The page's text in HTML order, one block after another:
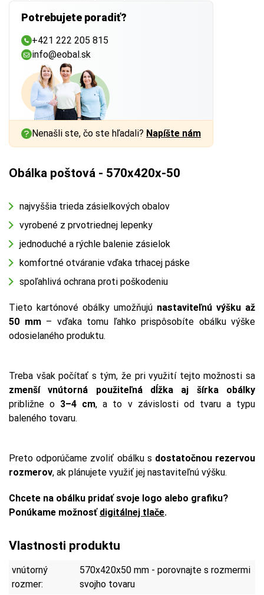
Potrebujete poradiť?
+421 222 205 815
info@eobal.sk
Nenašli ste, čo ste hľadali? Napíšte nám
Obálka poštová - 570x420x-50
najvyššia trieda zásielkových obalov
vyrobené z prvotriednej lepenky
jednoduché a rýchle balenie zásielok
komfortné otváranie vďaka trhacej páske
spoľahlivá ochrana proti poškodeniu
Tieto kartónové obálky umožňujú nastaviteľnú výšku až
50 mm– vďaka tomu ľahko prispôsobíte obálku výške
odosielaného produktu.
Treba však počítať s tým, že pri využití tejto možnosti sa
zmenší vnútorná použiteľná dĺžka aj šírka obálky
približne o 3–4 cm, a to v závislosti od tvaru a typu
baleného tovaru.
Preto odporúčame zvoliť obálku s dostatočnou rezervou
rozmerov, ak plánujete využiť jej nastaviteľnú výšku.
Chcete na obálku pridať svoje logo alebo grafiku?
Ponúkame možnosť digitálnej tlače.
Vlastnosti produktu
vnútorný
rozmer:
570x420x50 mm - porovnajte s rozmermi
svojho tovaru